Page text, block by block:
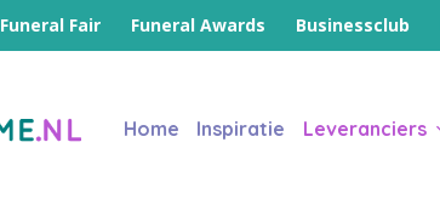
Funeral Fair Funeral Awards Businessclub
Home Inspiratie Leveranciers